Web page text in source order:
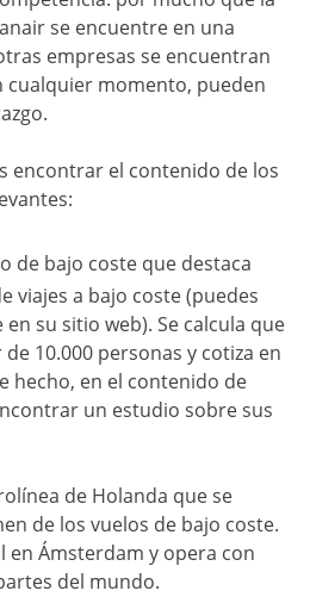
se encuentre en una
empresas se encuentran
cualquier momento, pueden
encontrar el contenido de los
de bajo coste que destaca
viajes a bajo coste (puedes
su sitio web). Se calcula que
10.000 personas y cotiza en
hecho, en el contenido de
un estudio sobre sus
de Holanda que se
de los vuelos de bajo coste.
en Ámsterdam y opera con
del mundo.